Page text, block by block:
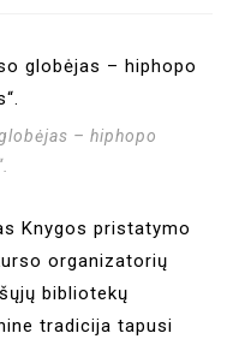
– hiphopo
Knygos pristatymo
organizatorių
bibliotekų
tradicija tapusi